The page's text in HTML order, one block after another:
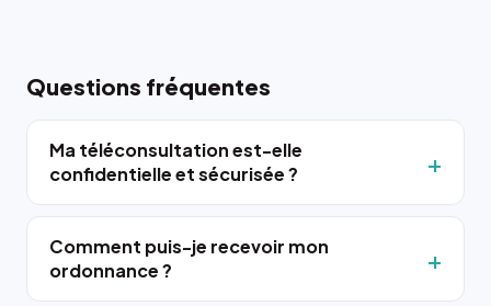
Questions fréquentes
Ma téléconsultation est-elle
confidentielle et sécurisée ?
Comment puis-je recevoir mon
ordonnance ?